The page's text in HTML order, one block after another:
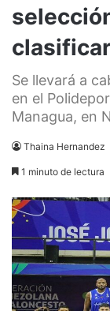
Se llevará a
en el
Managua, en
Thaina Hernandez
1 minuto de lectura